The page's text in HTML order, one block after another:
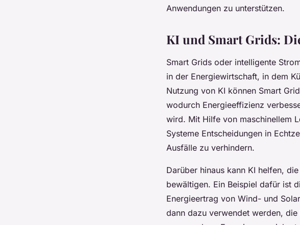
Anwendungen zu unterstützen.
KI und Smart Grids:
Smart Grids oder intelligente
in der Energiewirtschaft, in dem
Nutzung von KI können Smart
wodurch Energieeffizienz
wird. Mit Hilfe von maschinellem
Systeme Entscheidungen in
Ausfälle zu verhindern.
Darüber hinaus kann KI helfen,
bewältigen. Ein Beispiel dafür ist
Energieertrag von Wind- und
dann dazu verwendet werden,